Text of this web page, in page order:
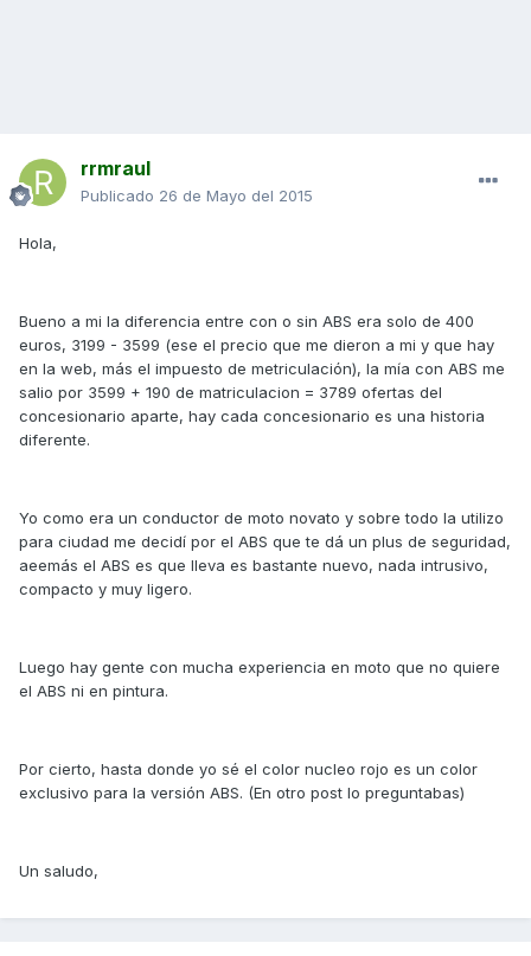
rrmraul
Publicado 26 de Mayo del 2015
Hola,
Bueno a mi la diferencia entre con o sin ABS era solo de 400
euros, 3199 - 3599 (ese el precio que me dieron a mi y que hay
en la web, más el impuesto de metriculación), la mía con ABS me
salio por 3599 + 190 de matriculacion = 3789 ofertas del
concesionario aparte, hay cada concesionario es una historia
diferente.
Yo como era un conductor de moto novato y sobre todo la utilizo
para ciudad me decidí por el ABS que te dá un plus de seguridad,
aeemás el ABS es que lleva es bastante nuevo, nada intrusivo,
compacto y muy ligero.
Luego hay gente con mucha experiencia en moto que no quiere
el ABS ni en pintura.
Por cierto, hasta donde yo sé el color nucleo rojo es un color
exclusivo para la versión ABS. (En otro post lo preguntabas)
Un saludo,